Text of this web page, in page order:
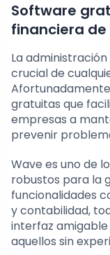
Software
financiera
La
crucial de
gratuitas que
empresas a
prevenir
Wave es uno de
robustos para la
funcionalidades
y contabilidad,
interfaz
aquellos sin